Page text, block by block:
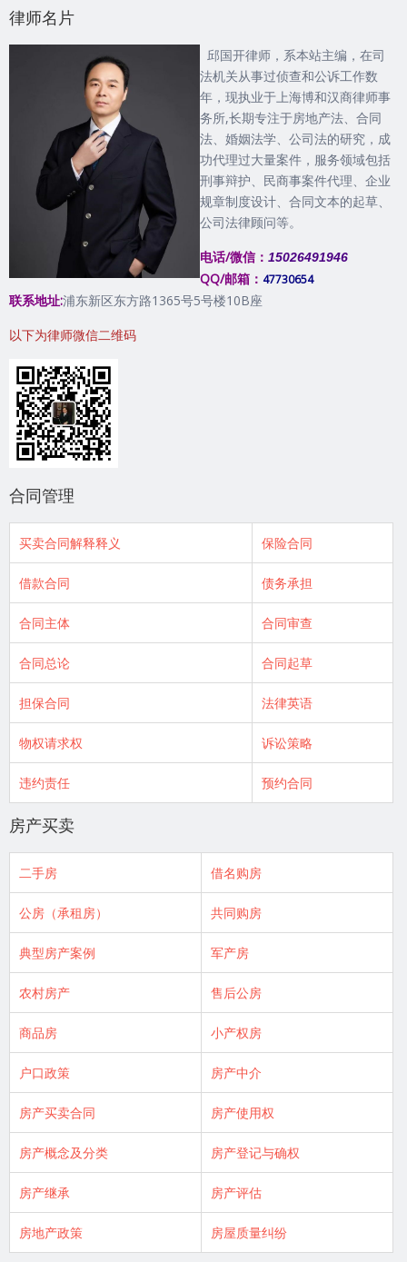
律师名片
邱国开律师，系本站主编，在司
法机关从事过侦查和公诉工作数
年，现执业于上海博和汉商律师事
务所,长期专注于房地产法、合同
法、婚姻法学、公司法的研究，成
功代理过大量案件，服务领域包括
刑事辩护、民商事案件代理、企业
规章制度设计、合同文本的起草、
公司法律顾问等。
电话/微信： 15026491946
QQ/邮箱： 47730654
联系地址:浦东新区东方路1365号5号楼10B座
以下为律师微信二维码
合同管理
买卖合同解释释义 保险合同
借款合同 债务承担
合同主体 合同审查
合同总论 合同起草
担保合同 法律英语
物权请求权 诉讼策略
违约责任 预约合同
房产买卖
二手房 借名购房
公房（承租房） 共同购房
典型房产案例 军产房
农村房产 售后公房
商品房 小产权房
户口政策 房产中介
房产买卖合同 房产使用权
房产概念及分类 房产登记与确权
房产继承 房产评估
房地产政策 房屋质量纠纷